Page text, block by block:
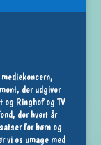
der udgiver
og Ringhof og TV
der hvert år
for børn og
vi os umage med